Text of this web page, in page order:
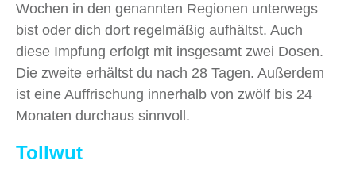
Wochen in den genannten Regionen unterwegs
bist oder dich dort regelmäßig aufhältst. Auch
diese Impfung erfolgt mit insgesamt zwei Dosen.
Die zweite erhältst du nach 28 Tagen. Außerdem
ist eine Auffrischung innerhalb von zwölf bis 24
Monaten durchaus sinnvoll.
Tollwut